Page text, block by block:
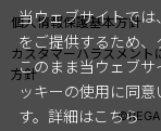
個人情報保護基本方針
カスタマーハラスメント
方針
当ウェブサイトでは
をご提供するため、
このまま当ウェブサ
ッキーの使用に同
す。 詳細はこちら